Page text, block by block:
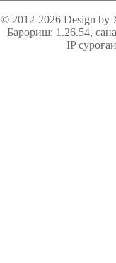
© 2012-2026 Design
Барориш: 1.26.54,
IP